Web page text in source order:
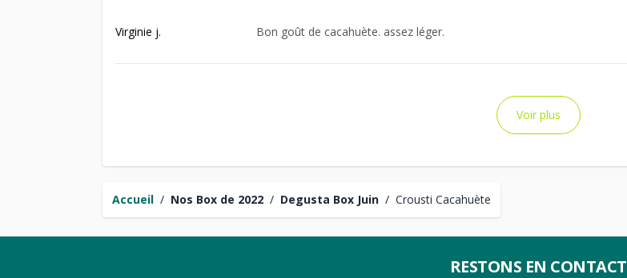
Accueil / Nos Box de 2022 / Degusta Box Juin / Crousti Cacahuète
Virginie j. Bon goût de cacahuète. assez léger.
Voir plus
RESTONS EN CONTACT